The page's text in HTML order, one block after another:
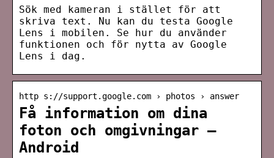
Sök med kameran i stället för att
skriva text. Nu kan du testa Google
Lens i mobilen. Se hur du använder
funktionen och för nytta av Google
Lens i dag.
http s://support.google.com › photos › answer
Få information om dina
foton och omgivningar –
Android